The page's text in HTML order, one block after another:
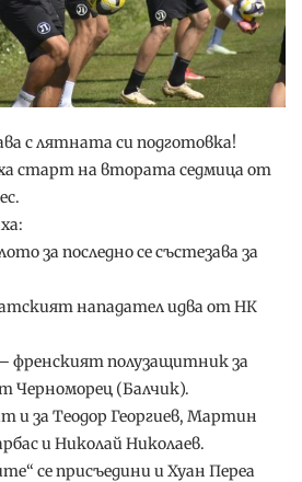
с лятната си подготовка!
старт на втората седмица от
за последно се състезава за
нападател идва от НК
френският полузащитник за
Черноморец (Балчик).
и за Теодор Георгиев, Мартин
и Николай Николаев.
се присъедини и Хуан Переа